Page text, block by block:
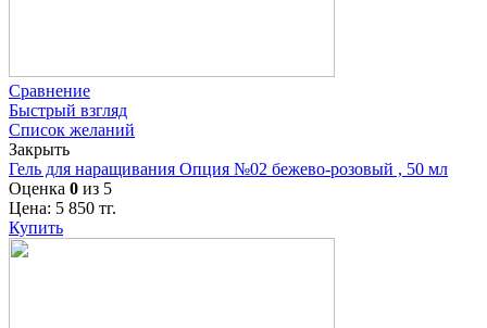
Сравнение
Быстрый взгляд
Список желаний
Закрыть
Гель для наращивания Опция №02 бежево-розовый , 50 мл
Оценка 0 из 5
Цена: 5 850 тг.
Купить